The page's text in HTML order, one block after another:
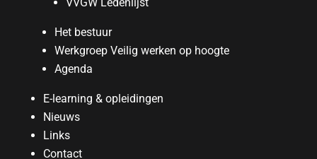
Het bestuur
Werkgroep Veilig werken op hoogte
Agenda
E-learning & opleidingen
Nieuws
Links
Contact